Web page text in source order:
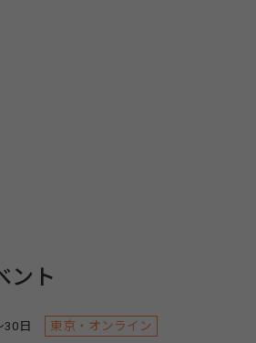
ント
30日
東京・オンライン